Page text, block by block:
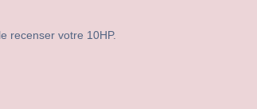
recenser votre 10HP.